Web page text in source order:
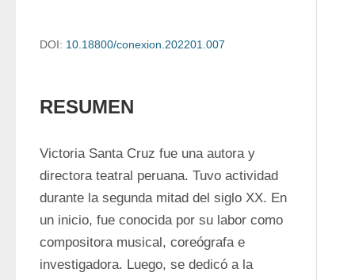
DOI: 10.18800/conexion.202201.007
RESUMEN
Victoria Santa Cruz fue una autora y
directora teatral peruana. Tuvo actividad
durante la segunda mitad del siglo XX. En
un inicio, fue conocida por su labor como
compositora musical, coreógrafa e
investigadora. Luego, se dedicó a la